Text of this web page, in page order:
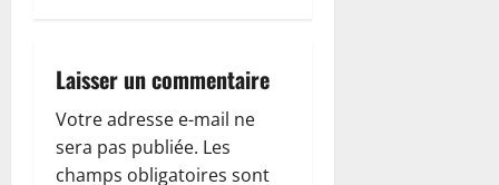
i
o
n
Laisser un commentaire
Votre adresse e-mail ne
sera pas publiée. Les
champs obligatoires sont